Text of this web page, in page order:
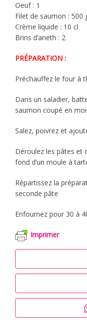
Oeuf : 1
Filet de saumon : 500
Crème liquide : 10 cl
Brins d’aneth : 2
PRÉPARATION :
Préchauffez le four à
Dans un saladier,
saumon coupé en
Salez, poivrez et
Déroulez les pâtes et
fond d’un moule à
Répartissez la
seconde pâte
Enfournez pour 30 à
Imprimer